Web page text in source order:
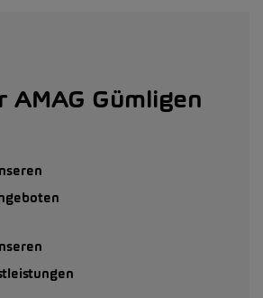
AMAG Gümligen